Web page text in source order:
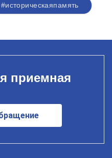
#историческаяпамять
приемная